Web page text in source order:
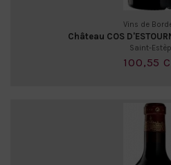
Vins de
Château COS
Saint-
100,55